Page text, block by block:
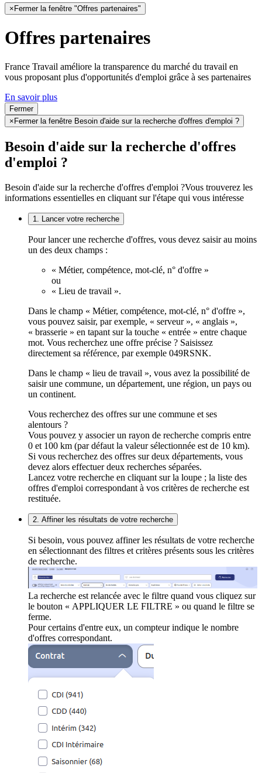
× Fermer la fenêtre "Offres partenaires"
Offres partenaires
France Travail améliore la transparence du marché du travail en
vous proposant plus d'opportunités d'emploi grâce à ses partenaires
En savoir plus
Fermer
× Fermer la fenêtre Besoin d'aide sur la recherche d'offres d'emploi ?
Besoin d'aide sur la recherche d'offres
d'emploi ?
Besoin d'aide sur la recherche d'offres d'emploi ?Vous trouverez les
informations essentielles en cliquant sur l'étape qui vous intéresse
1. Lancer votre recherche
Pour lancer une recherche d'offres, vous devez saisir au moins
un des deux champs :
« Métier, compétence, mot-clé, n° d'offre »
ou
« Lieu de travail ».
Dans le champ « Métier, compétence, mot-clé, n° d'offre »,
vous pouvez saisir, par exemple, « serveur », « anglais »,
« brasserie » en tapant sur la touche « entrée » entre chaque
mot. Vous recherchez une offre précise ? Saisissez
directement sa référence, par exemple 049RSNK.
Dans le champ « lieu de travail », vous avez la possibilité de
saisir une commune, un département, une région, un pays ou
un continent.
Vous recherchez des offres sur une commune et ses
alentours ?
Vous pouvez y associer un rayon de recherche compris entre
0 et 100 km (par défaut la valeur sélectionnée est de 10 km).
Si vous recherchez des offres sur deux départements, vous
devez alors effectuer deux recherches séparées.
Lancez votre recherche en cliquant sur la loupe ; la liste des
offres d'emploi correspondant à vos critères de recherche est
restituée.
2. Affiner les résultats de votre recherche
Si besoin, vous pouvez affiner les résultats de votre recherche
en sélectionnant des filtres et critères présents sous les critères
de recherche.
La recherche est relancée avec le filtre quand vous cliquez sur
le bouton « APPLIQUER LE FILTRE » ou quand le filtre se
ferme.
Pour certains d'entre eux, un compteur indique le nombre
d'offres correspondant.